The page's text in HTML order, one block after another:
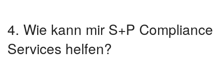
4. Wie kann mir S+P Compliance
Services helfen?